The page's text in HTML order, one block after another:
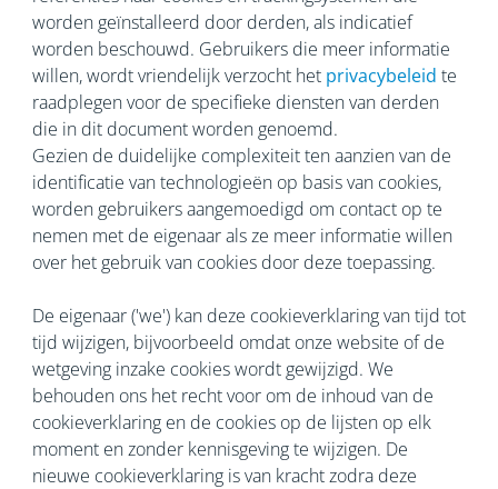
worden geïnstalleerd door derden, als indicatief
worden beschouwd. Gebruikers die meer informatie
willen, wordt vriendelijk verzocht het privacybeleid te
raadplegen voor de specifieke diensten van derden
die in dit document worden genoemd.
Gezien de duidelijke complexiteit ten aanzien van de
identificatie van technologieën op basis van cookies,
worden gebruikers aangemoedigd om contact op te
nemen met de eigenaar als ze meer informatie willen
over het gebruik van cookies door deze toepassing.
De eigenaar ('we') kan deze cookieverklaring van tijd tot
tijd wijzigen, bijvoorbeeld omdat onze website of de
wetgeving inzake cookies wordt gewijzigd. We
behouden ons het recht voor om de inhoud van de
cookieverklaring en de cookies op de lijsten op elk
moment en zonder kennisgeving te wijzigen. De
nieuwe cookieverklaring is van kracht zodra deze